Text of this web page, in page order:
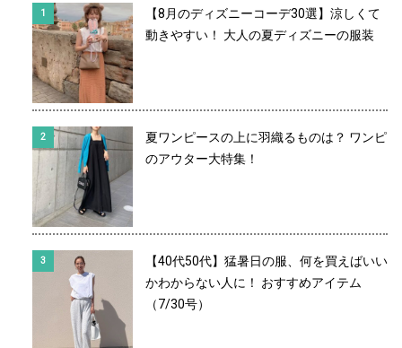
【8月のディズニーコーデ30選】涼しくて
動きやすい！ 大人の夏ディズニーの服装
夏ワンピースの上に羽織るものは？ ワンピ
のアウター大特集！
【40代50代】猛暑日の服、何を買えばいい
かわからない人に！ おすすめアイテム
（7/30号）